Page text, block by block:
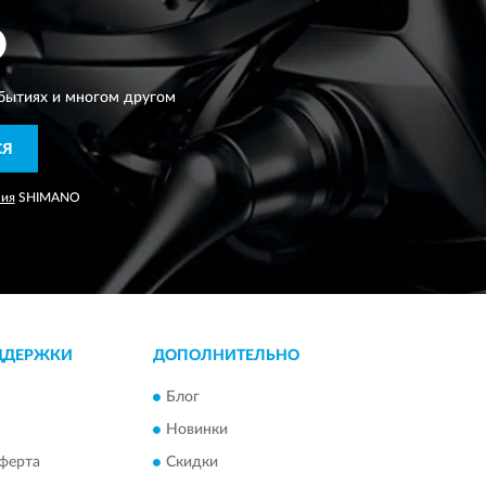
и многом другом
SHIMANO
ДОПОЛНИТЕЛЬНО
Блог
Новинки
Скидки